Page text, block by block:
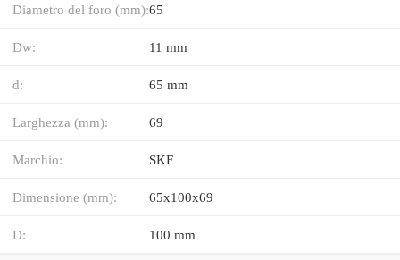
Diametro del foro (mm):65
Dw: 11 mm
d: 65 mm
Larghezza (mm): 69
Marchio: SKF
Dimensione (mm): 65x100x69
D: 100 mm